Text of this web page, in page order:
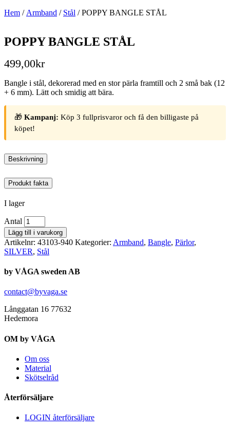
Hem / Armband / Stål / POPPY BANGLE STÅL
POPPY BANGLE STÅL
499,00kr
Bangle i stål, dekorerad med en stor pärla framtill och 2 små bak (12
+ 6 mm). Lätt och smidig att bära.
🎁 Kampanj: Köp 3 fullprisvaror och få den billigaste på
köpet!
Beskrivning
Produkt fakta
I lager
Antal
Lägg till i varukorg
Artikelnr: 43103-940 Kategorier: Armband, Bangle, Pärlor,
SILVER, Stål
by VÅGA sweden AB
contact@byvaga.se
Långgatan 16 77632
Hedemora
OM by VÅGA
Om oss
Material
Skötselråd
Återförsäljare
LOGIN återförsäljare